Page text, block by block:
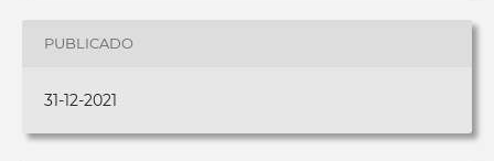
PUBLICADO
31-12-2021